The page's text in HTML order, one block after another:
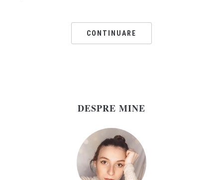
CONTINUARE
DESPRE MINE